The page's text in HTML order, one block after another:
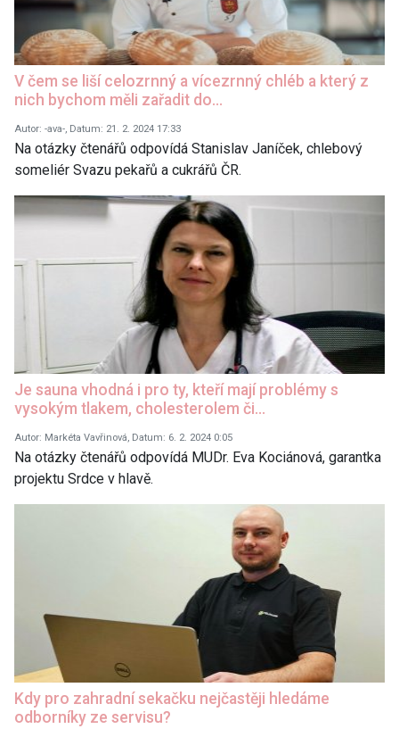
V čem se liší celozrnný a vícezrnný chléb a který z
nich bychom měli zařadit do…
Autor: -ava-, Datum: 21. 2. 2024 17:33
Na otázky čtenářů odpovídá Stanislav Janíček, chlebový
someliér Svazu pekařů a cukrářů ČR.
Je sauna vhodná i pro ty, kteří mají problémy s
vysokým tlakem, cholesterolem či…
Autor: Markéta Vavřinová, Datum: 6. 2. 2024 0:05
Na otázky čtenářů odpovídá MUDr. Eva Kociánová, garantka
projektu Srdce v hlavě.
Kdy pro zahradní sekačku nejčastěji hledáme
odborníky ze servisu?